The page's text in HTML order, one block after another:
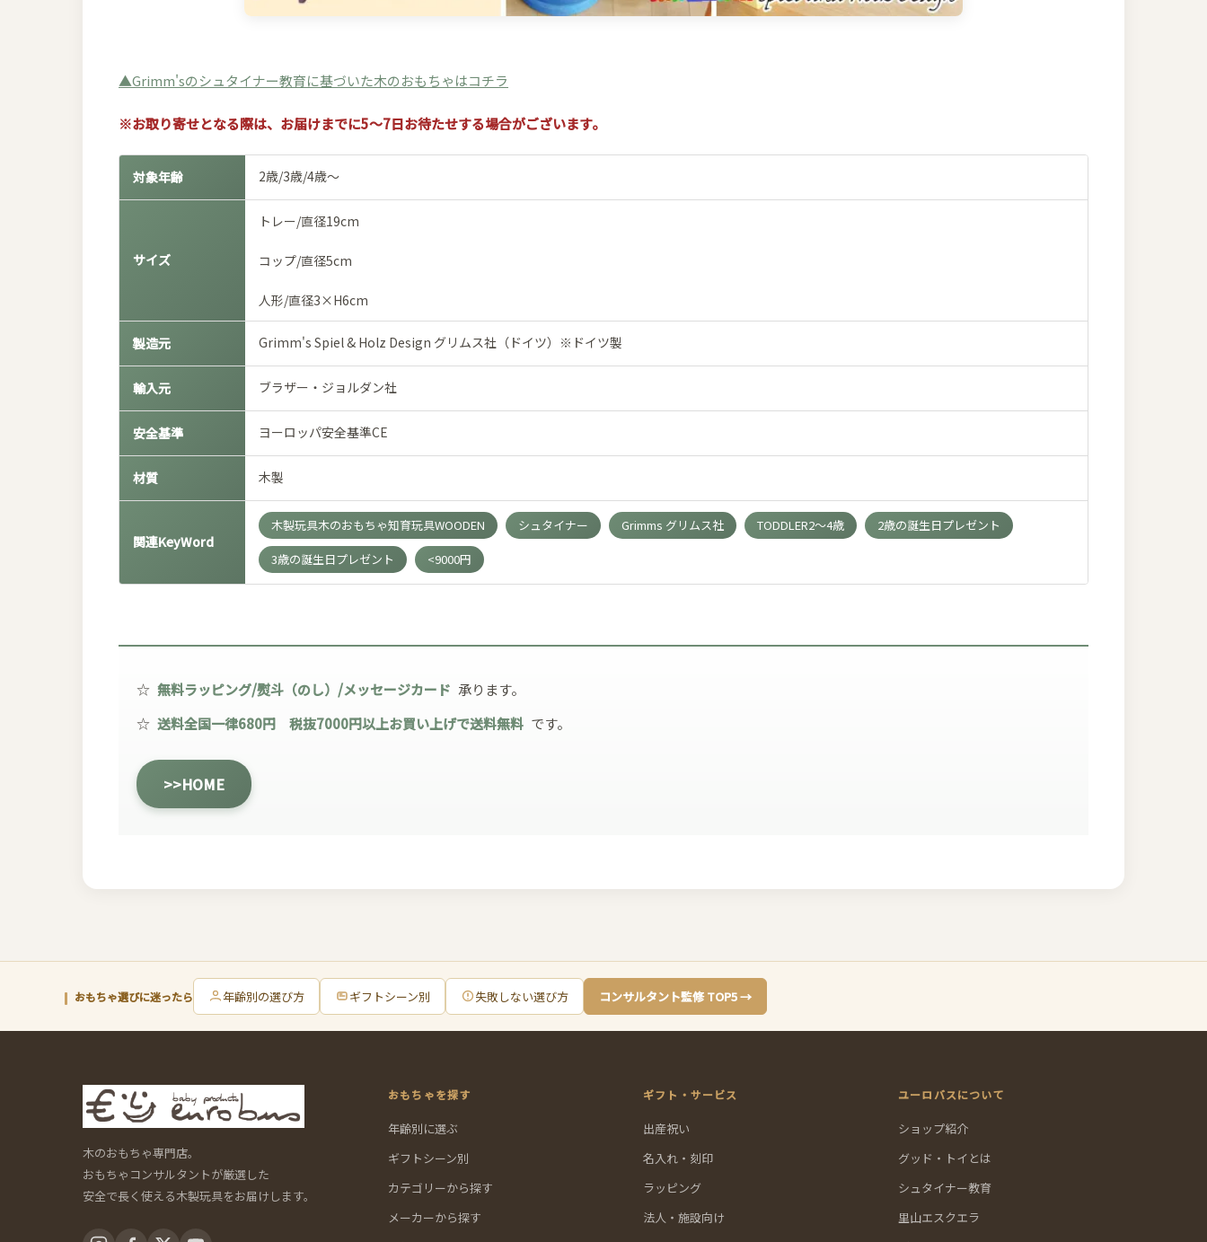
▲Grimm'sのシュタイナー教育に基づいた木のおもちゃはコチラ
※お取り寄せとなる際は、お届けまでに5～7日お待たせする場合がございます。
対象年齢 2歳/3歳/4歳～
サイズ
トレー/直径19cm
コップ/直径5cm
人形/直径3×H6cm
製造元 Grimm's Spiel & Holz Design グリムス社（ドイツ）※ドイツ製
輸入元 ブラザー・ジョルダン社
安全基準 ヨーロッパ安全基準CE
材質 木製
関連KeyWord
木製玩具木のおもちゃ知育玩具WOODEN シュタイナー Grimms グリムス社 TODDLER2～4歳
2歳の誕生日プレゼント
3歳の誕生日プレゼント
<9000円
☆ 無料ラッピング/熨斗（のし）/メッセージカード 承ります。
☆ 送料全国一律680円 税抜7000円以上お買い上げで送料無料 です。
>>HOME
おもちゃ選びに迷ったら 年齢別の選び方 ギフトシーン別 失敗しない選び方 コンサルタント監修 TOP5 →
木のおもちゃ専門店。
おもちゃコンサルタントが厳選した
安全で長く使える木製玩具をお届けします。
おもちゃを探す
年齢別に選ぶ
ギフトシーン別
カテゴリーから探す
メーカーから探す
ギフト・サービス
出産祝い
名入れ・刻印
ラッピング
法人・施設向け
ユーロバスについて
ショップ紹介
グッド・トイとは
シュタイナー教育
里山エスクエラ